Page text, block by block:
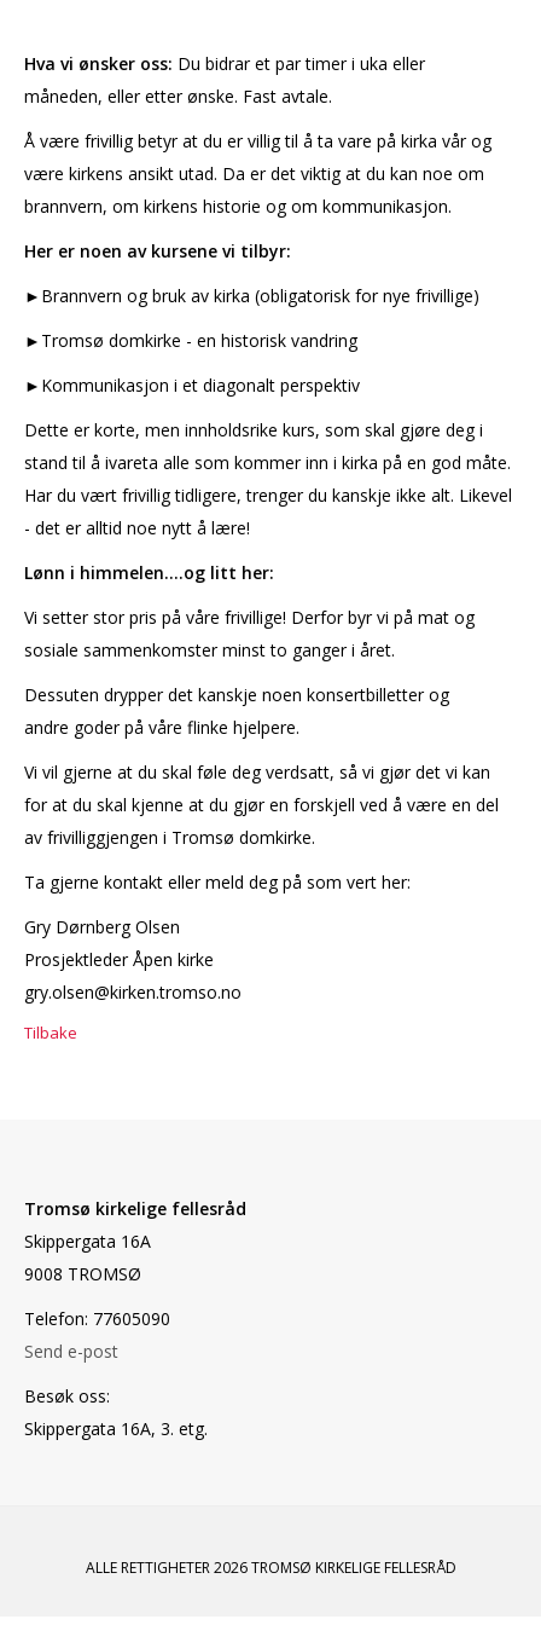
Hva vi ønsker oss: Du bidrar et par timer i uka eller
måneden, eller etter ønske. Fast avtale.
Å være frivillig betyr at du er villig til å ta vare på kirka vår og
være kirkens ansikt utad. Da er det viktig at du kan noe om
brannvern, om kirkens historie og om kommunikasjon.
Her er noen av kursene vi tilbyr:
►Brannvern og bruk av kirka (obligatorisk for nye frivillige)
►Tromsø domkirke - en historisk vandring
►Kommunikasjon i et diagonalt perspektiv
Dette er korte, men innholdsrike kurs, som skal gjøre deg i
stand til å ivareta alle som kommer inn i kirka på en god måte.
Har du vært frivillig tidligere, trenger du kanskje ikke alt. Likevel
- det er alltid noe nytt å lære!
Lønn i himmelen....og litt her:
Vi setter stor pris på våre frivillige! Derfor byr vi på mat og
sosiale sammenkomster minst to ganger i året.
Dessuten drypper det kanskje noen konsertbilletter og
andre goder på våre flinke hjelpere.
Vi vil gjerne at du skal føle deg verdsatt, så vi gjør det vi kan
for at du skal kjenne at du gjør en forskjell ved å være en del
av frivilliggjengen i Tromsø domkirke.
Ta gjerne kontakt eller meld deg på som vert her:
Gry Dørnberg Olsen
Prosjektleder Åpen kirke
gry.olsen@kirken.tromso.no
Tilbake
Tromsø kirkelige fellesråd
Skippergata 16A
9008 TROMSØ
Telefon: 77605090
Send e-post
Besøk oss:
Skippergata 16A, 3. etg.
ALLE RETTIGHETER 2026 TROMSØ KIRKELIGE FELLESRÅD